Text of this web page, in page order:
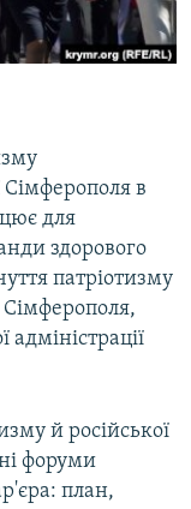
Сімферополя в
для
здорового
патріотизму
Сімферополя,
й російської
форуми
план,